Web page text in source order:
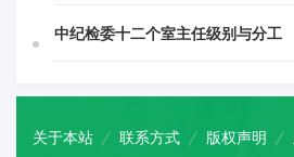
中纪检委十二个室主任级别与分工
关于本站 联系方式 版权声明